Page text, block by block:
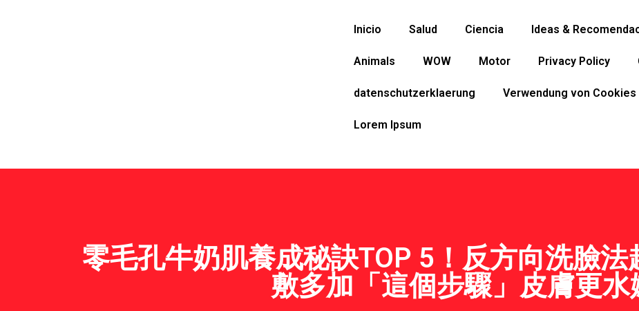
Inicio Salud Ciencia Ideas &
Animals WOW Motor Privacy Policy
datenschutzerklaerung Verwendung von Cookies
Lorem Ipsum
零毛孔牛奶肌養成秘訣TOP 5！反方向洗臉法
敷多加「這個步驟」皮膚更水